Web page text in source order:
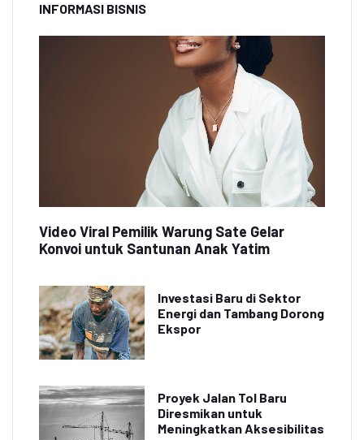
INFORMASI BISNIS
Video Viral Pemilik Warung Sate Gelar
Konvoi untuk Santunan Anak Yatim
Investasi Baru di Sektor
Energi dan Tambang Dorong
Ekspor
Proyek Jalan Tol Baru
Diresmikan untuk
Meningkatkan Aksesibilitas